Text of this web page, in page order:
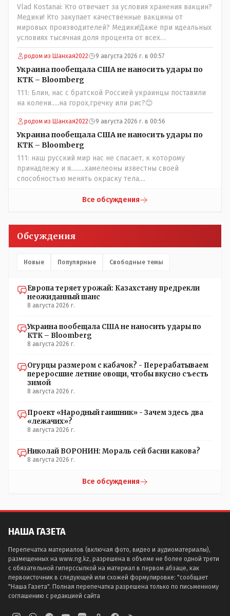
Vlad Kostanai: Кто отвечает за условия хранения вакцин?
Медики! Кто закупает качественные вакцины от
мировых производителей? Медики!Даже при идеальных
условиях тысячная доля процента от всех
вакцинированных может иметь плохие последствия от
прививки. Бумага нужна как защита от дол.....бов не
дружащих с школьными курсами предметов, в
частности биологии и математики. Vlad Kostanai: Поэтому
люди и отказываются и я в том числе своих не
прививал.Лично я вам и тем другим людям благодарен.
Добровольные действия направленные на сокращение
частотности появления в популяции соответствующих
комбинаций генов заслуживают благодарности. Мы и
без того основательно загубили нормальный
естественный отбор.
родом из Шанхая2022 9 августа 2026 г. в 00:57
Украина пообещала США не наносить удары по
КТК – Bloomberg
111: Блин, нас с братской Россией украинцы поставили
на колени.....на горох,гречку или рис?😊
родом из Шанхая2022 9 августа 2026 г. в 00:56
Украина пообещала США не наносить удары по
КТК – Bloomberg
111: наш русский мир нас не спасает, к которому
принадлежу и я.........хамелеоны известны своей
способностью менять окраску тела....
Все обсуждения
Обсуждения
Новые Популярные Свободные темы
Европа теряет урожай: Казахстану предрекли
неожиданный шанс
8 августа 2026 г.
Украина пообещала США не наносить удары по
КТК – Bloomberg
8 августа 2026 г.
Огурцы размером с кабачок? - Перерабатываем
переросшие летние овощи, чтобы вкусно съесть
зимой
8 августа 2026 г.
Проект «Народный гаишник» - Зачем здесь два
«лежачих»?
8 августа 2026 г.
Николай ВОРОНИН: Мораль сей басни какова?
8 августа 2026 г.
Все обсуждения
НАША ГАЗЕТА
Перепечатка материалов (включая фото, видео и аудиоматериалы),
размещенных на www.ng.kz, разрешена в объеме не более одной трети
с обязательной гиперссылкой на материал в первом абзаце, как
первоисточник в следующей или схожей формулировке: "сообщает
"Наша Газета". Полная перепечатка разрешена только по письменному
соглашению с редакцией сайта